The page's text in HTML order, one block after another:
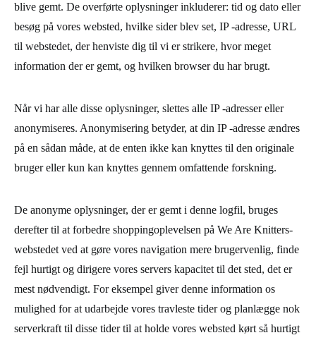
blive gemt. De overførte oplysninger inkluderer: tid og dato eller
besøg på vores websted, hvilke sider blev set, IP -adresse, URL
til webstedet, der henviste dig til vi er strikere, hvor meget
information der er gemt, og hvilken browser du har brugt.
Når vi har alle disse oplysninger, slettes alle IP -adresser eller
anonymiseres. Anonymisering betyder, at din IP -adresse ændres
på en sådan måde, at de enten ikke kan knyttes til den originale
bruger eller kun kan knyttes gennem omfattende forskning.
De anonyme oplysninger, der er gemt i denne logfil, bruges
derefter til at forbedre shoppingoplevelsen på We Are Knitters-
webstedet ved at gøre vores navigation mere brugervenlig, finde
fejl hurtigt og dirigere vores servers kapacitet til det sted, det er
mest nødvendigt. For eksempel giver denne information os
mulighed for at udarbejde vores travleste tider og planlægge nok
serverkraft til disse tider til at holde vores websted kørt så hurtigt